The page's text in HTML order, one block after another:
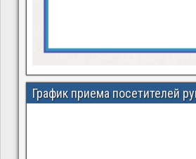
График приема посетителей